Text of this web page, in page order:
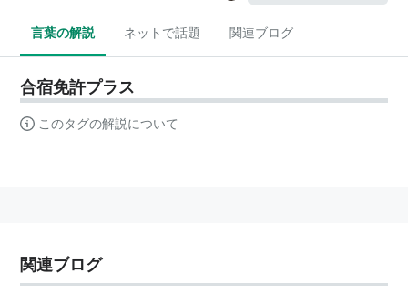
言葉の解説 ネットで話題 関連ブログ
合宿免許プラス
このタグの解説について
関連ブログ